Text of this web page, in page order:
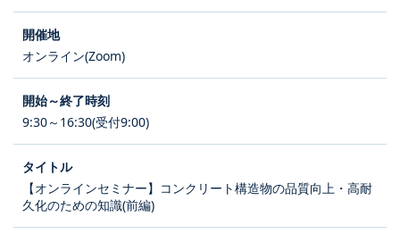
オンライン(Zoom)
9:30～16:30(受付9:00)
【オンラインセミナー】コンクリート構造物の品質向上・高耐
久化のための知識(前編)